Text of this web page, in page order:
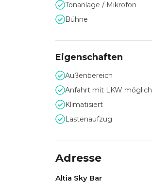
Tonanlage / Mikrofon
Bühne
Eigenschaften
Außenbereich
Anfahrt mit LKW möglich
Klimatisiert
Lastenaufzug
Adresse
Altia Sky Bar